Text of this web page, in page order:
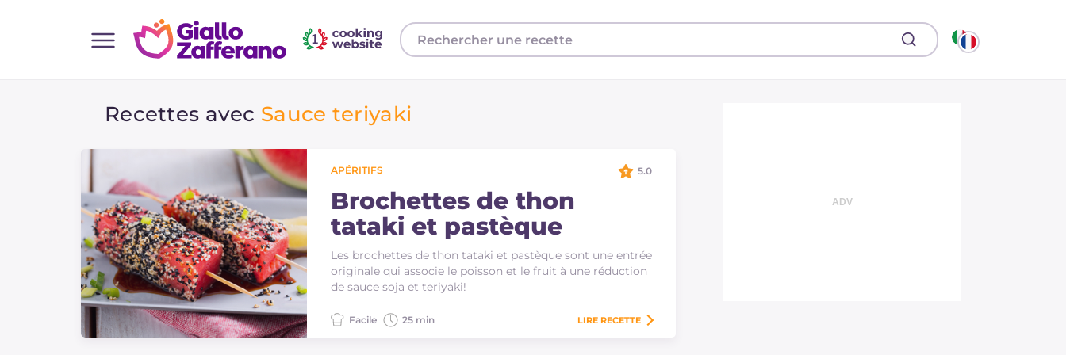
Toutes les recettes
Plats principaux
Boissons et rafraîchissements
Accompagnement
Pizzas et focaccia
Gateaux et patisserie
Recettes avec Sauce teriyaki
APÉRITIFS
Brochettes de thon
tataki et pastèque
Les brochettes de thon tataki et pastèque sont une entrée
originale qui associe le poisson et le fruit à une réduction
de sauce soja et teriyaki!
5.0
Facile 25 min LIRE RECETTE